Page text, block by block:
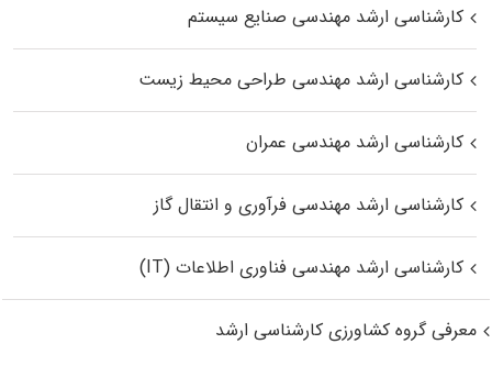
کارشناسی ارشد مهندسی صنایع سیستم
کارشناسی ارشد مهندسی طراحی محیط زیست
کارشناسی ارشد مهندسی عمران
کارشناسی ارشد مهندسی فرآوری و انتقال گاز
کارشناسی ارشد مهندسی فناوری اطلاعات (IT)
معرفی گروه کشاورزی کارشناسی ارشد